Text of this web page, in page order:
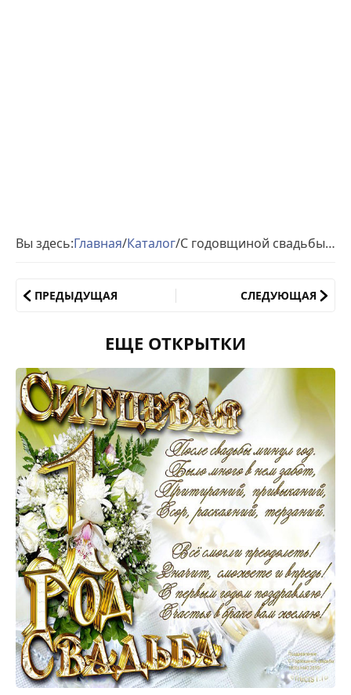
Вы здесь:Главная/Каталог/ С годовщиной свадьбы 10 лет
ПРЕДЫДУЩАЯ СЛЕДУЮЩАЯ
ЕЩЕ ОТКРЫТКИ